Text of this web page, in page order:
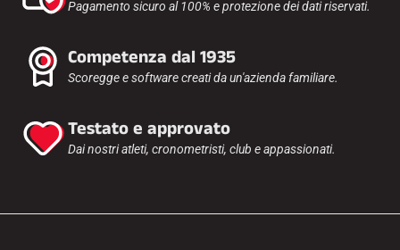
Pagamento sicuro al 100% e protezione dei dati riservati.
Competenza dal 1935
Scoregge e software creati da un'azienda familiare.
Testato e approvato
Dai nostri atleti, cronometristi, club e appassionati.